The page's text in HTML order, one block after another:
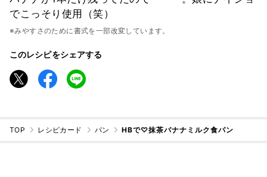
でこっそり使用（笑）
※みやすさのために書式を一部改変しています。
このレシピをシェアする
TOP レシピカード パン HBで♡抹茶バナナミルク食パン